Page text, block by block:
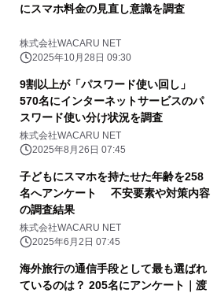
にスマホ料金の見直し意識を調査
株式会社WACARU NET
2025年10月28日 09:30
9割以上が「パスワード使い回し」
570名にインターネットサービスのパ
スワード使い分け状況を調査
株式会社WACARU NET
2025年8月26日 07:45
子どもにスマホを持たせた年齢を258
名へアンケート 不安要素や対策内容
の調査結果
株式会社WACARU NET
2025年6月2日 07:45
海外旅行の通信手段として最も選ばれ
ているのは？ 205名にアンケート｜渡